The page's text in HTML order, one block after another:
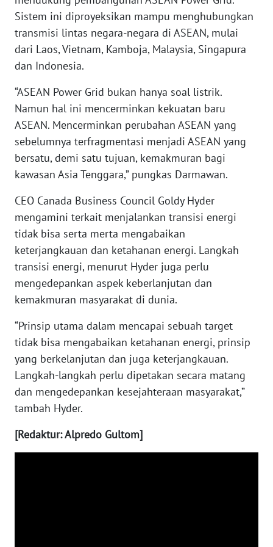
Sistem ini diproyeksikan mampu menghubungkan
transmisi lintas negara-negara di ASEAN, mulai
dari Laos, Vietnam, Kamboja, Malaysia, Singapura
dan Indonesia.
“ASEAN Power Grid bukan hanya soal listrik.
Namun hal ini mencerminkan kekuatan baru
ASEAN. Mencerminkan perubahan ASEAN yang
sebelumnya terfragmentasi menjadi ASEAN yang
bersatu, demi satu tujuan, kemakmuran bagi
kawasan Asia Tenggara,” pungkas Darmawan.
CEO Canada Business Council Goldy Hyder
mengamini terkait menjalankan transisi energi
tidak bisa serta merta mengabaikan
keterjangkauan dan ketahanan energi. Langkah
transisi energi, menurut Hyder juga perlu
mengedepankan aspek keberlanjutan dan
kemakmuran masyarakat di dunia.
“Prinsip utama dalam mencapai sebuah target
tidak bisa mengabaikan ketahanan energi, prinsip
yang berkelanjutan dan juga keterjangkauan.
Langkah-langkah perlu dipetakan secara matang
dan mengedepankan kesejahteraan masyarakat,”
tambah Hyder.
[Redaktur: Alpredo Gultom]
WN
KALTARA
WN
KALSEL
WN
KALTIM
WN
SULSEL
GORONTALO
WN
SULUT
MALUKU
WN
MALUT
WN
DAIRI
WN
TOBA